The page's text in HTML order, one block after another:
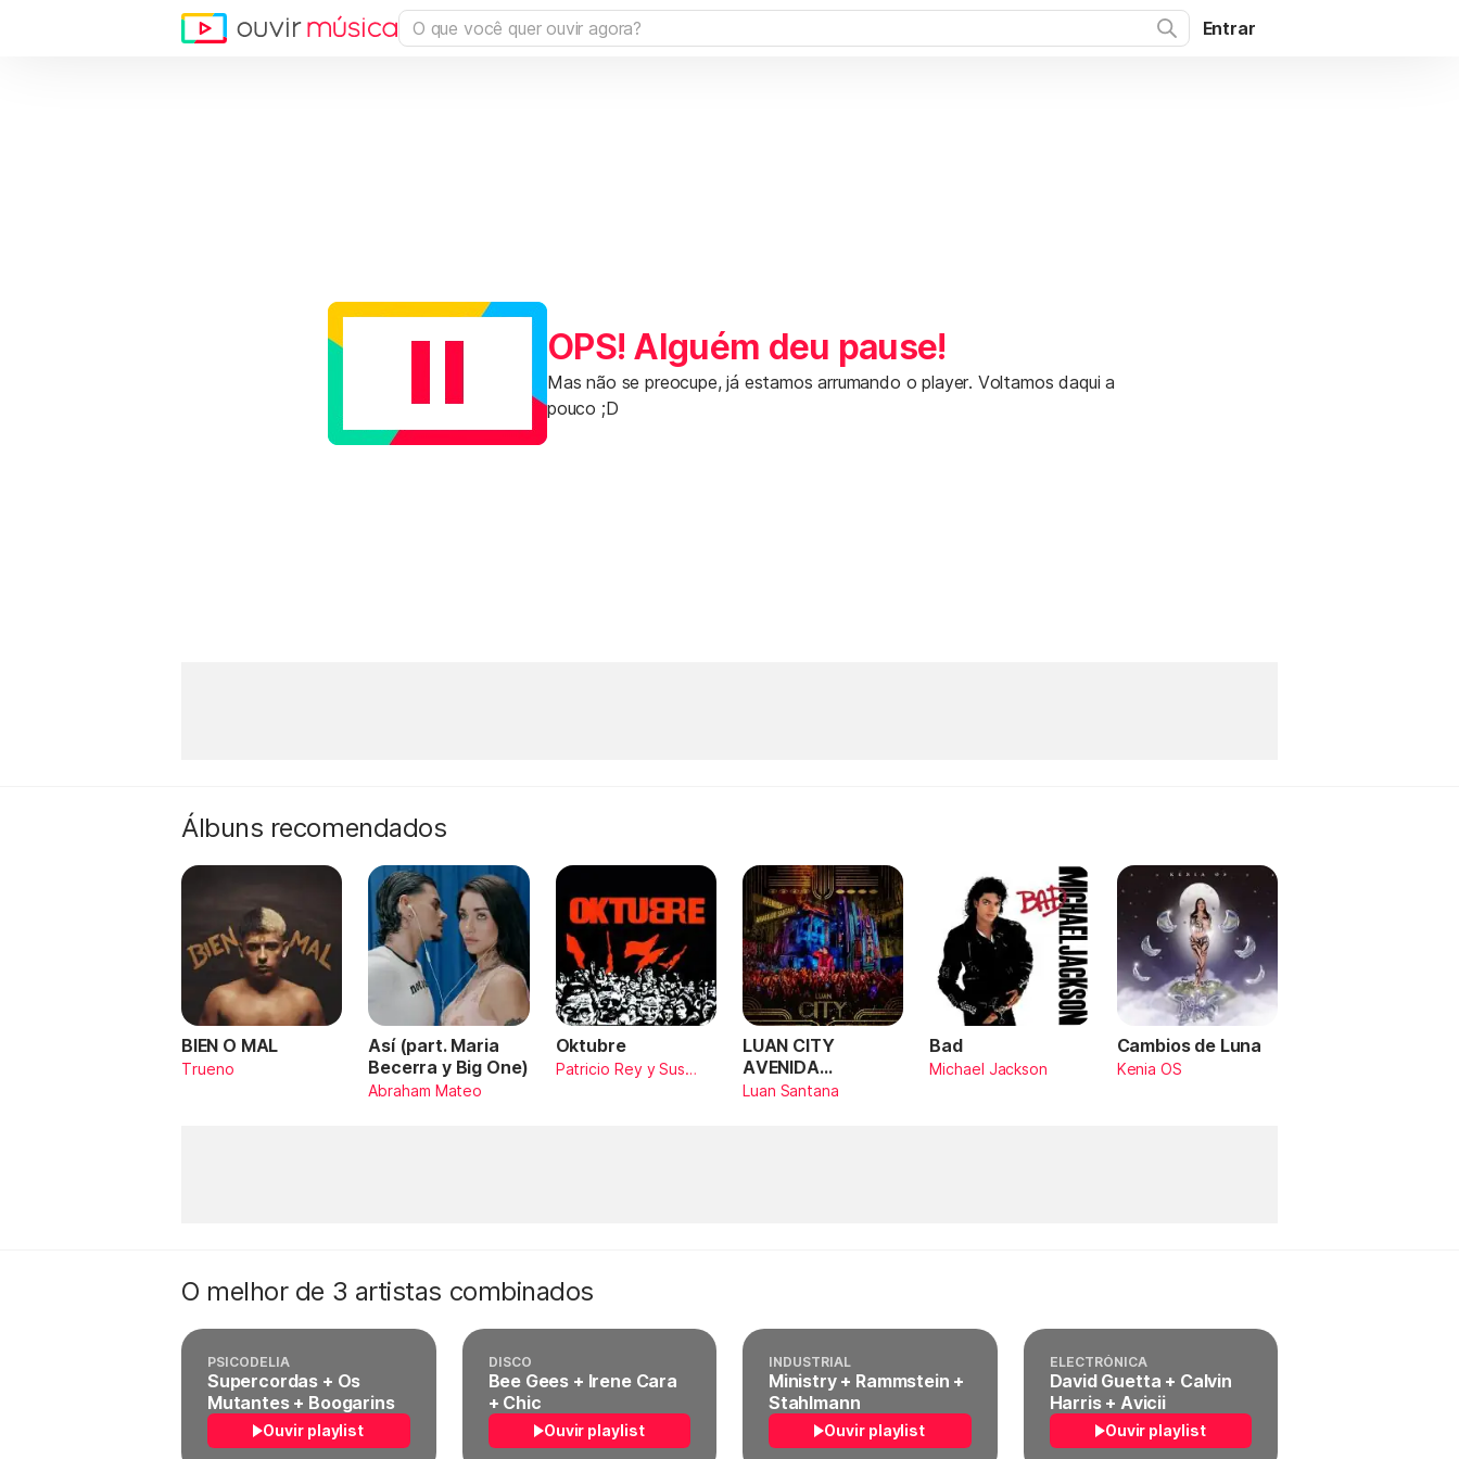
Entrar
OPS! Alguém deu pause!
Mas não se preocupe, já estamos arrumando o player. Voltamos daqui a
pouco ;D
Álbuns recomendados
BIEN O MAL
Trueno
Así (part. Maria
Becerra y Big One)
Abraham Mateo
Oktubre
Patricio Rey y Sus
LUAN CITY
AVENIDA
AMARILDO
Luan Santana
Bad
Michael Jackson
Cambios de Luna
Kenia OS
O melhor de 3 artistas combinados
PSICODELIA
Supercordas + Os
Mutantes + Boogarins
Ouvir playlist
DISCO
Bee Gees + Irene Cara
+ Chic
Ouvir playlist
INDUSTRIAL
Ministry + Rammstein +
Stahlmann
Ouvir playlist
ELECTRÓNICA
David Guetta + Calvin
Harris + Avicii
Ouvir playlist